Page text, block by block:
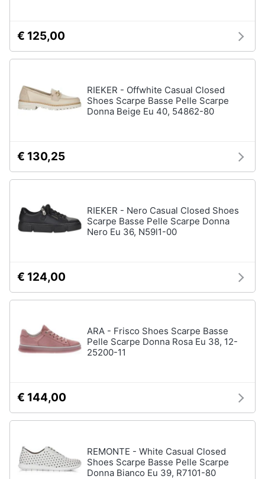
€ 125,00
RIEKER - Offwhite Casual Closed
Shoes Scarpe Basse Pelle Scarpe
Donna Beige Eu 40, 54862-80
€ 130,25
RIEKER - Nero Casual Closed Shoes
Scarpe Basse Pelle Scarpe Donna
Nero Eu 36, N59l1-00
€ 124,00
ARA - Frisco Shoes Scarpe Basse
Pelle Scarpe Donna Rosa Eu 38, 12-
25200-11
€ 144,00
REMONTE - White Casual Closed
Shoes Scarpe Basse Pelle Scarpe
Donna Bianco Eu 39, R7101-80